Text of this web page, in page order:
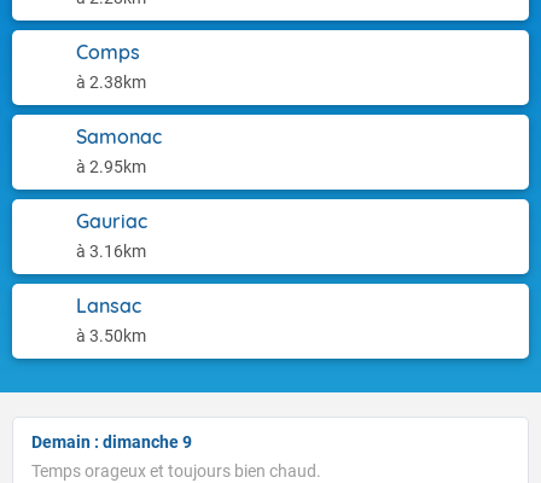
Comps
à 2.38km
Samonac
à 2.95km
Gauriac
à 3.16km
Lansac
à 3.50km
Demain : dimanche 9
Temps orageux et toujours bien chaud.